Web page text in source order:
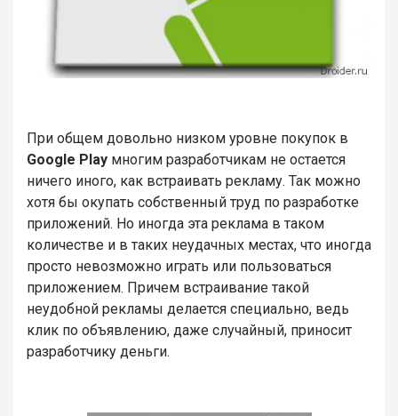
При общем довольно низком уровне покупок в
Google Play многим разработчикам не остается
ничего иного, как встраивать рекламу. Так можно
хотя бы окупать собственный труд по разработке
приложений. Но иногда эта реклама в таком
количестве и в таких неудачных местах, что иногда
просто невозможно играть или пользоваться
приложением. Причем встраивание такой
неудобной рекламы делается специально, ведь
клик по объявлению, даже случайный, приносит
разработчику деньги.